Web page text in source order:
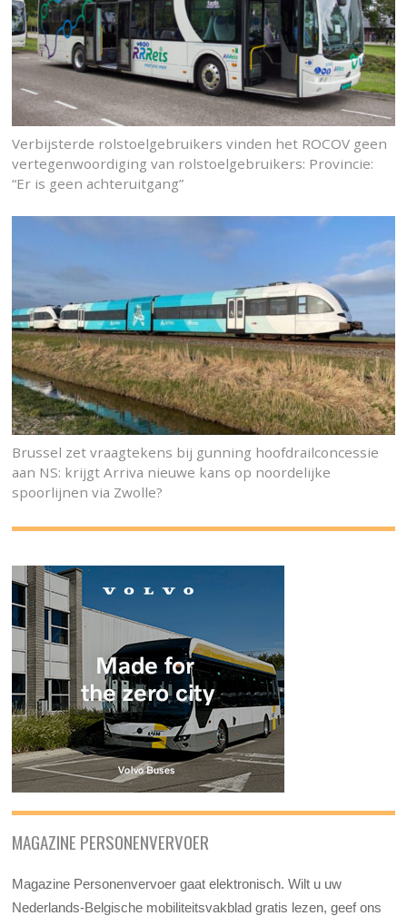
Verbijsterde rolstoelgebruikers vinden het ROCOV geen
vertegenwoordiging van rolstoelgebruikers: Provincie:
“Er is geen achteruitgang”
Brussel zet vraagtekens bij gunning hoofdrailconcessie
aan NS: krijgt Arriva nieuwe kans op noordelijke
spoorlijnen via Zwolle?
MAGAZINE PERSONENVERVOER
Magazine Personenvervoer gaat elektronisch. Wilt u uw
Nederlands-Belgische mobiliteitsvakblad gratis lezen, geef ons